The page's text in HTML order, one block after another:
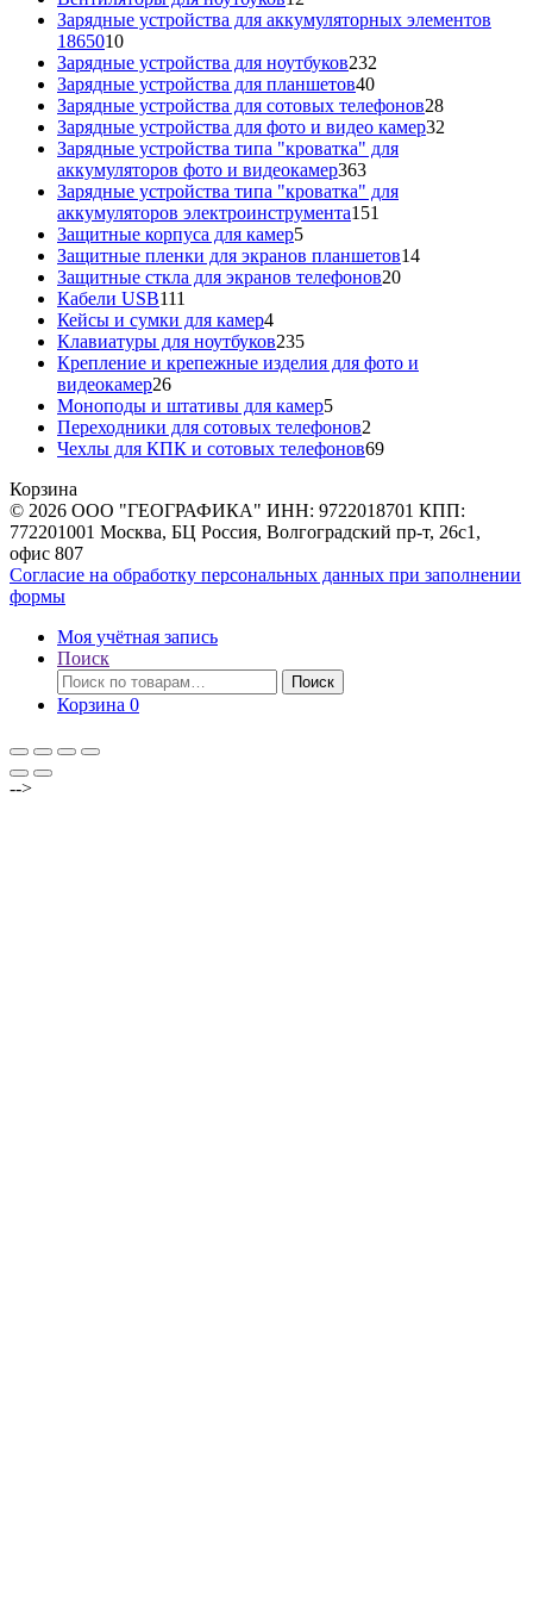
товаров
Зарядные устройства для аккумуляторных элементов
186501010
товаров
Зарядные устройства для ноутбуков232
Зарядные устройства для планшетов4040
товаров
Зарядные устройства для сотовых телефонов2828
товаров
Зарядные устройства для фото и видео камер32
Зарядные устройства типа "кроватка" для
аккумуляторов фото и видеокамер363363
товара
Зарядные устройства типа "кроватка" для
аккумуляторов электроинструмента151
Защитные корпуса для камер55
товаров
Защитные пленки для экранов планшетов1414
Защитные сткла для экранов телефонов2020
Кабели USB111
товаров
Кейсы и сумки для камер44
товара
Клавиатуры для ноутбуков235235
товаров
Крепление и крепежные изделия для фото и
видеокамер2626
товаров
Моноподы и штативы для камер55
товаров
Переходники для сотовых телефонов2
товара
Чехлы для КПК и сотовых телефонов6969
Корзина
© 2026 ООО "ГЕОГРАФИКА" ИНН: 9722018701 КПП:
772201001 Москва, БЦ Россия, Волгоградский пр-т, 26с1,
офис 807
Согласие на обработку персональных данных при заполнении
формы
Моя учётная запись
Поиск
Искать:
Поиск
Корзина 0
-->